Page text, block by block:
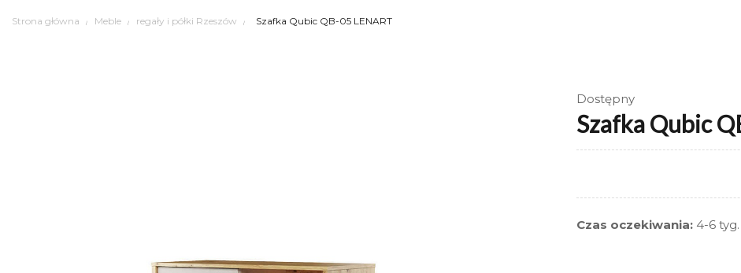
Strona główna Meble regały i półki Rzeszów Szafka Qubic QB-05 LENART
Dostępny
Szafka Qubic
Czas oczekiwania: 4-6 tyg.